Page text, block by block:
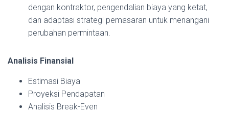
dengan kontraktor, pengendalian biaya yang ketat,
dan adaptasi strategi pemasaran untuk menangani
perubahan permintaan.
Analisis Finansial
Estimasi Biaya
Proyeksi Pendapatan
Analisis Break-Even